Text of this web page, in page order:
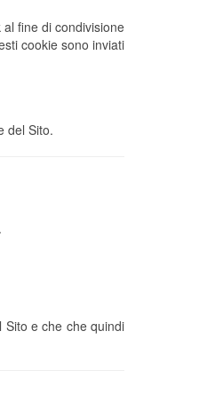
fine di condivisione
cookie sono inviati
del Sito.
Sito e che che quindi